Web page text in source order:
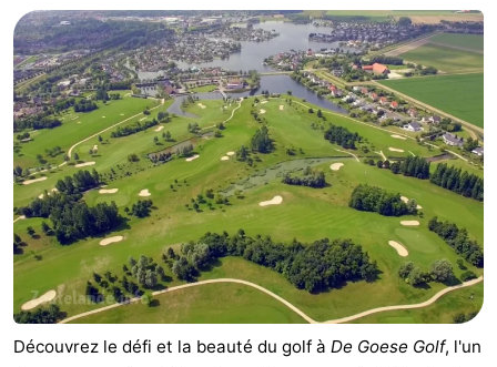
Aparthotel
Zoutelande
-
Duinflat
-
Duinoord
-
Duinweg
18
-
Kurhaus
-
Residentie
Soutelande
Campings
Chambre
Découvrez le défi et la beauté du golf à De Goese Golf, l'un